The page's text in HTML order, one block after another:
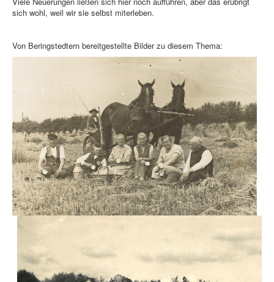
sich wohl, weil wir sie selbst miterleben.
Von Beringstedtern bereitgestellte Bilder zu diesem Thema: